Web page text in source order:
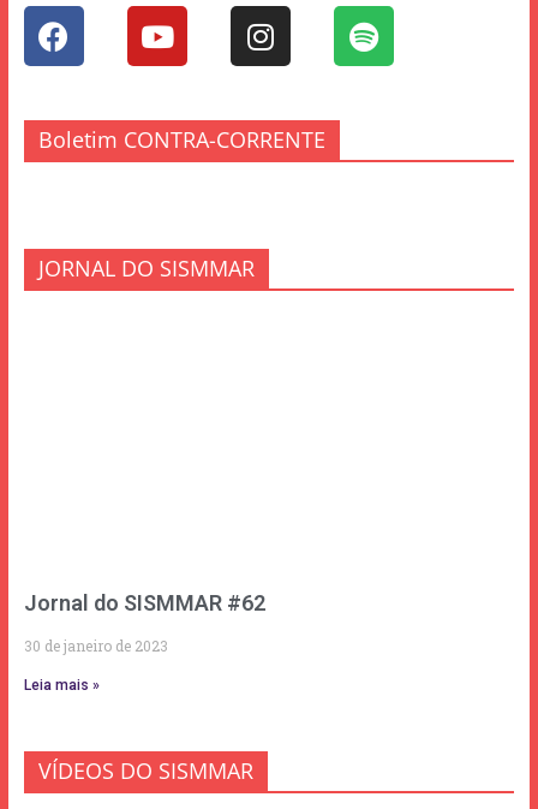
Boletim CONTRA-CORRENTE
JORNAL DO SISMMAR
Jornal do SISMMAR #62
30 de janeiro de 2023
Leia mais »
VÍDEOS DO SISMMAR